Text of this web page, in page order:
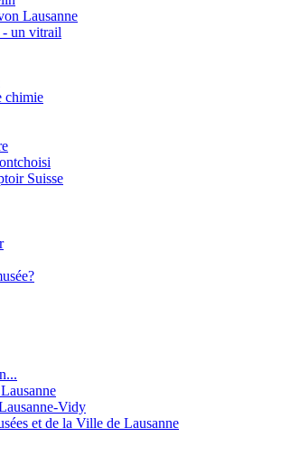
Lausanne
- un vitrail
chimie
Suisse
Vidy
et de la Ville de Lausanne